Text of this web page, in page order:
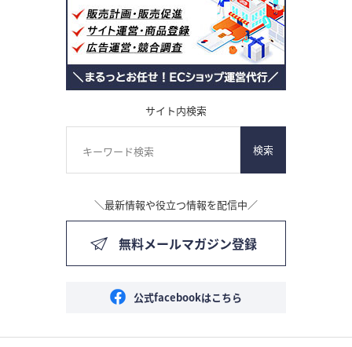
サイト内検索
検索
＼最新情報や役立つ情報を配信中／
無料メールマガジン登録
公式facebookはこちら